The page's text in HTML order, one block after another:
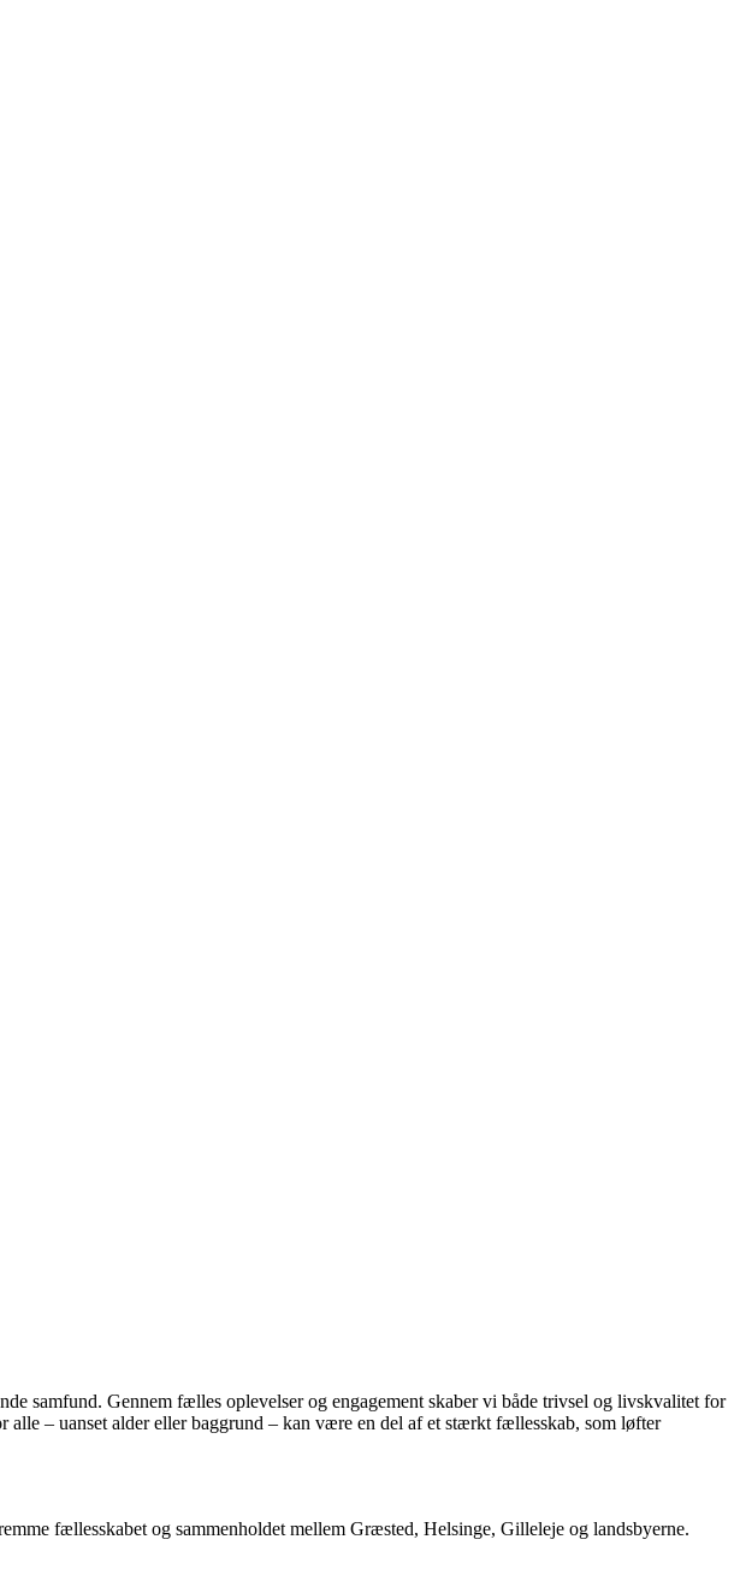
samfund. Gennem fælles oplevelser og engagement skaber vi både trivsel og livskvalitet for
– uanset alder eller baggrund – kan være en del af et stærkt fællesskab, som løfter
fællesskabet og sammenholdet mellem Græsted, Helsinge, Gilleleje og landsbyerne.